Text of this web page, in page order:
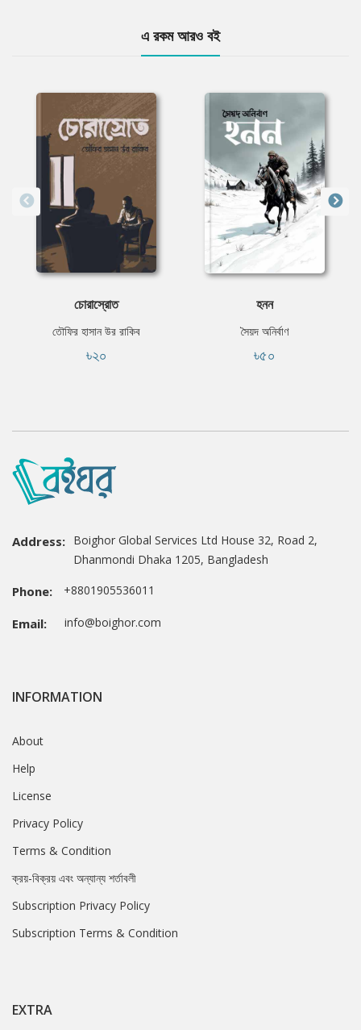
এ রকম আরও বই
চোরাস্রোত
তৌফির হাসান উর রাকিব
৳২০
হনন
সৈয়দ অনির্বাণ
৳৫০
Address: Boighor Global Services Ltd House 32, Road 2,
Dhanmondi Dhaka 1205, Bangladesh
Phone: +8801905536011
Email: info@boighor.com
INFORMATION
About
Help
License
Privacy Policy
Terms & Condition
ক্রয়-বিক্রয় এবং অন্যান্য শর্তাবলী
Subscription Privacy Policy
Subscription Terms & Condition
EXTRA